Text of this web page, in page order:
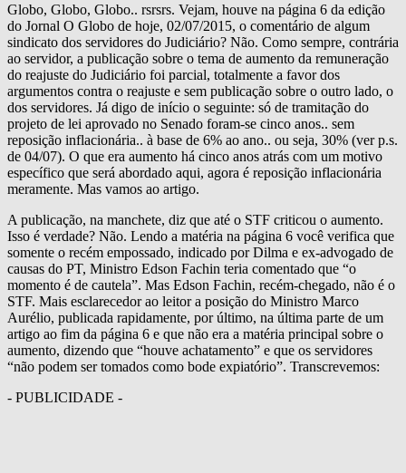
Globo, Globo, Globo.. rsrsrs. Vejam, houve na página 6 da edição
do Jornal O Globo de hoje, 02/07/2015, o comentário de algum
sindicato dos servidores do Judiciário? Não. Como sempre, contrária
ao servidor, a publicação sobre o tema de aumento da remuneração
do reajuste do Judiciário foi parcial, totalmente a favor dos
argumentos contra o reajuste e sem publicação sobre o outro lado, o
dos servidores. Já digo de início o seguinte: só de tramitação do
projeto de lei aprovado no Senado foram-se cinco anos.. sem
reposição inflacionária.. à base de 6% ao ano.. ou seja, 30% (ver p.s.
de 04/07). O que era aumento há cinco anos atrás com um motivo
específico que será abordado aqui, agora é reposição inflacionária
meramente. Mas vamos ao artigo.
A publicação, na manchete, diz que até o STF criticou o aumento.
Isso é verdade? Não. Lendo a matéria na página 6 você verifica que
somente o recém empossado, indicado por Dilma e ex-advogado de
causas do PT, Ministro Edson Fachin teria comentado que “o
momento é de cautela”. Mas Edson Fachin, recém-chegado, não é o
STF. Mais esclarecedor ao leitor a posição do Ministro Marco
Aurélio, publicada rapidamente, por último, na última parte de um
artigo ao fim da página 6 e que não era a matéria principal sobre o
aumento, dizendo que “houve achatamento” e que os servidores
“não podem ser tomados como bode expiatório”. Transcrevemos:
- PUBLICIDADE -